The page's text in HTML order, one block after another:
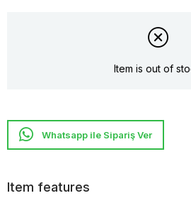
Item is out of
Whatsapp ile Sipariş Ver
Item features